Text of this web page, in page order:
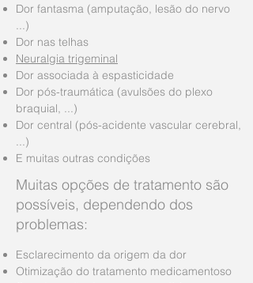
Dor fantasma (amputação, lesão do nervo
...)
Dor nas telhas
Neuralgia trigeminal
Dor associada à espasticidade
Dor pós-traumática (avulsões do plexo
braquial, ...)
Dor central (pós-acidente vascular cerebral,
...)
E muitas outras condições
Muitas opções de tratamento são
possíveis, dependendo dos
problemas:
Esclarecimento da origem da dor
Otimização do tratamento medicamentoso